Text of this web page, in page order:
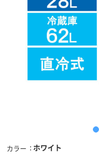
カラー ホワイト